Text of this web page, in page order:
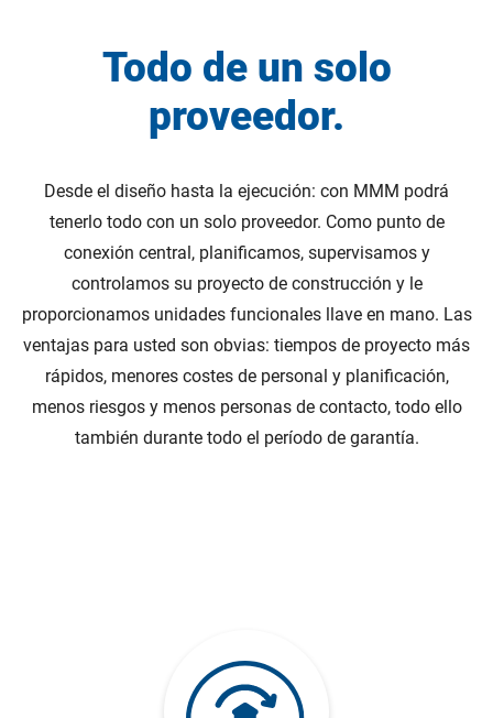
Todo de un solo
proveedor.
Desde el diseño hasta la ejecución: con MMM podrá
tenerlo todo con un solo proveedor. Como punto de
conexión central, planificamos, supervisamos y
controlamos su proyecto de construcción y le
proporcionamos unidades funcionales llave en mano. Las
ventajas para usted son obvias: tiempos de proyecto más
rápidos, menores costes de personal y planificación,
menos riesgos y menos personas de contacto, todo ello
también durante todo el período de garantía.